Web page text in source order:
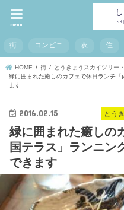
menu
街 コンビニ 衣 住
HOME 街
とうきょうスカイツリー
緑に囲まれた癒しのカフェで休日ランチ
ます
とう
2016.02.15
緑に囲まれた癒しの
国テラス」ランニン
できます